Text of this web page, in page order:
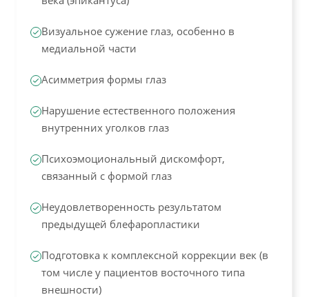
Визуальное сужение глаз, особенно в
медиальной части
Асимметрия формы глаз
Нарушение естественного положения
внутренних уголков глаз
Психоэмоциональный дискомфорт,
связанный с формой глаз
Неудовлетворенность результатом
предыдущей блефаропластики
Подготовка к комплексной коррекции век (в
том числе у пациентов восточного типа
внешности)